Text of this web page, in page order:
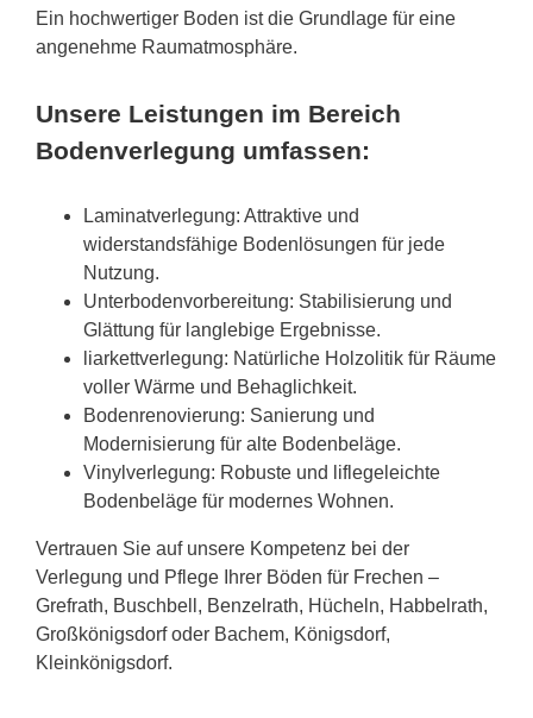
Ein hochwertiger Boden ist die Grundlage für eine
angenehme Raumatmosphäre.
Unsere Leistungen im Bereich
Bodenverlegung umfassen:
Laminatverlegung: Attraktive und
widerstandsfähige Bodenlösungen für jede
Nutzung.
Unterbodenvorbereitung: Stabilisierung und
Glättung für langlebige Ergebnisse.
liarkettverlegung: Natürliche Holzolitik für Räume
voller Wärme und Behaglichkeit.
Bodenrenovierung: Sanierung und
Modernisierung für alte Bodenbeläge.
Vinylverlegung: Robuste und liflegeleichte
Bodenbeläge für modernes Wohnen.
Vertrauen Sie auf unsere Kompetenz bei der
Verlegung und Pflege Ihrer Böden für Frechen –
Grefrath, Buschbell, Benzelrath, Hücheln, Habbelrath,
Großkönigsdorf oder Bachem, Königsdorf,
Kleinkönigsdorf.